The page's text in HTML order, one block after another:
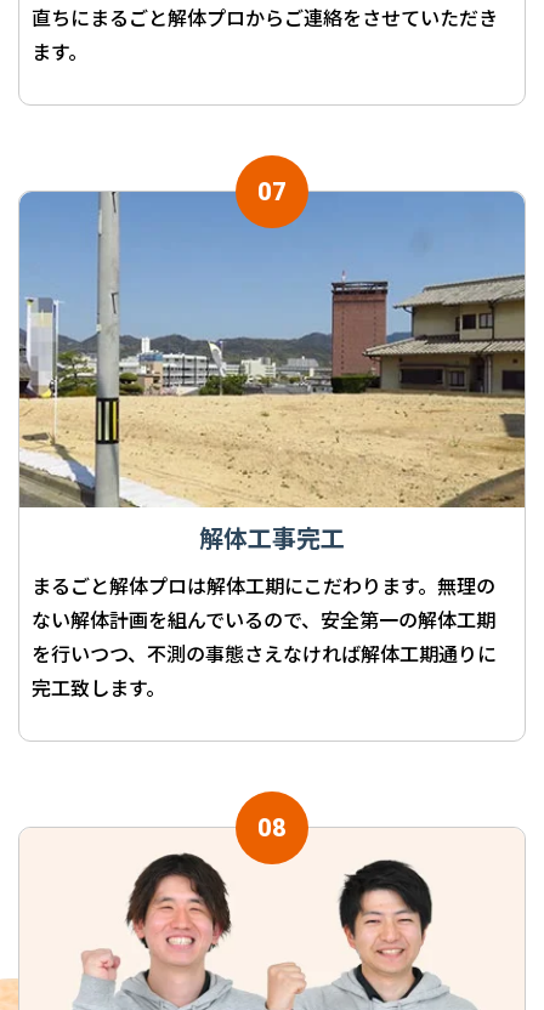
直ちにまるごと解体プロからご連絡をさせていただき
ます。
解体工事完工
まるごと解体プロは解体工期にこだわります。無理の
ない解体計画を組んでいるので、安全第一の解体工期
を行いつつ、不測の事態さえなければ解体工期通りに
完工致します。